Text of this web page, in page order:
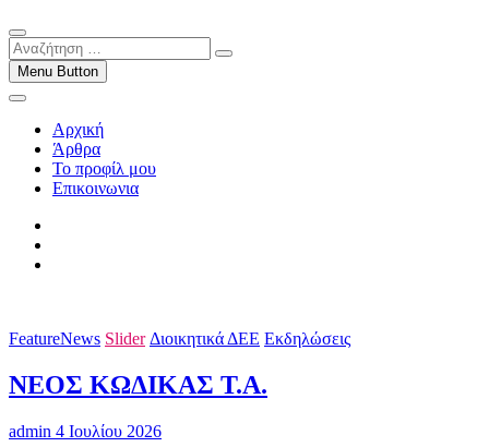
Αναζήτηση
…Menu Button
Αρχική
Άρθρα
Το προφίλ μου
Επικοινωνια
FeatureNews Slider Διοικητικά ΔΕΕ Εκδηλώσεις
ΝΕΟΣ ΚΩΔΙΚΑΣ Τ.Α.
admin 4 Ιουλίου 2026